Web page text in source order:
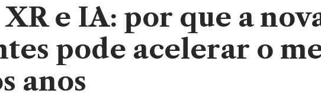
e IA: por que a
pode acelerar o
anos